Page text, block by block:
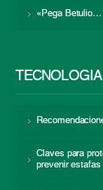
«Pega
TECNOLOGÍA
Claves para
prevenir estafas